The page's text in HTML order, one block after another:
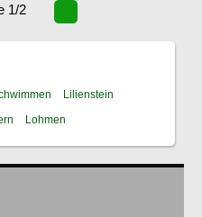
1/2
Lilienstein
Lohmen